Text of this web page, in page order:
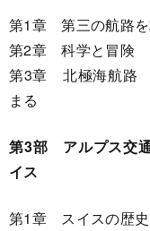
第1章 第三の航路
第2章 科学と冒険
第3章 北極海航路
まる
第3部 アルプス交
イス
第1章 スイスの歴